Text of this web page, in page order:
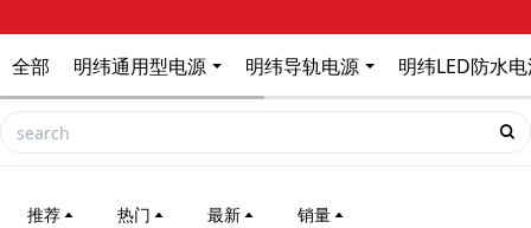
全部 明纬通用型电源 明纬导轨电源 明纬LED防水
推荐 热门 最新 销量